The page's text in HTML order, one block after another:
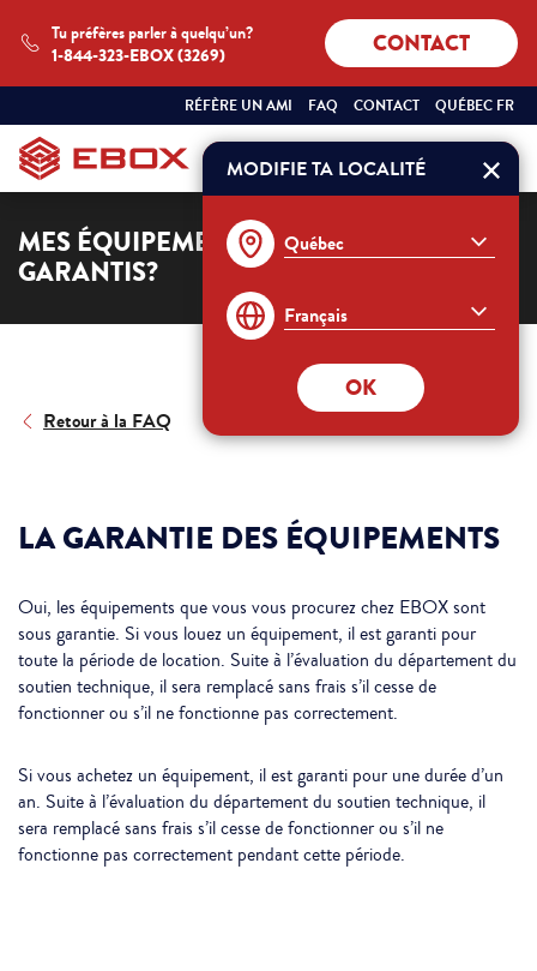
Tu préfères parler à quelqu’un?
1-844-323-EBOX (3269)
CONTACT
RÉFÈRE UN AMI FAQ CONTACT
SÉLECTIONNEZ
VOTRE
PROVINCE
LANGUE
QUÉBEC
FRANÇAIS
QUÉBEC FR
MODIFIE TA LOCALITÉ
OK
Commander
MES ÉQUIPEMENTS SONT-ILS
GARANTIS?
Retour à la FAQ
LA GARANTIE DES ÉQUIPEMENTS
Oui, les équipements que vous vous procurez chez EBOX sont
sous garantie. Si vous louez un équipement, il est garanti pour
toute la période de location. Suite à l’évaluation du département du
soutien technique, il sera remplacé sans frais s’il cesse de
fonctionner ou s’il ne fonctionne pas correctement.
Si vous achetez un équipement, il est garanti pour une durée d’un
an. Suite à l’évaluation du département du soutien technique, il
sera remplacé sans frais s’il cesse de fonctionner ou s’il ne
fonctionne pas correctement pendant cette période.